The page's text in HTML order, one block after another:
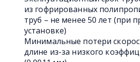
из гофрированных
труб – не менее 50 лет (при
установке)
Минимальные потери
длине из-за низкого